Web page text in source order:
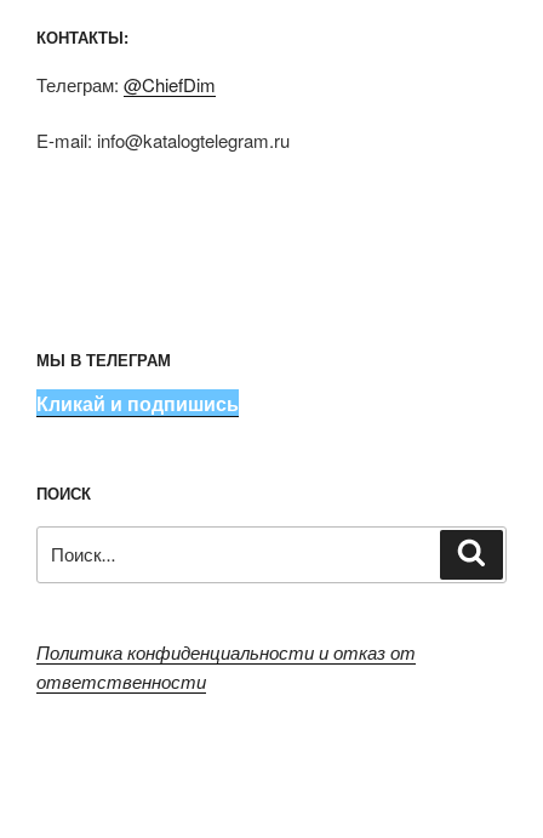
КОНТАКТЫ:
Телеграм: @ChiefDim
E-mail: info@katalogtelegram.ru
МЫ В ТЕЛЕГРАМ
Кликай и подпишись
ПОИСК
Политика конфиденциальности и отказ от
ответственности